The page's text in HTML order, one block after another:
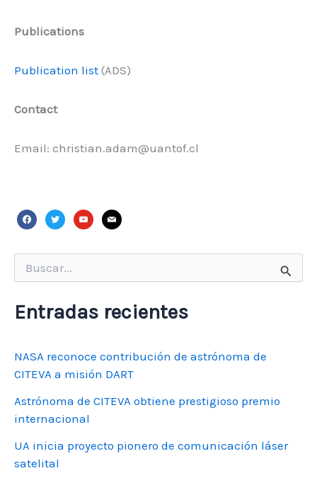
Publications
Publication list (ADS)
Contact
Email: christian.adam@uantof.cl
facebook
twitteryoutube
mail
por:
Entradas recientes
NASA reconoce contribución de astrónoma de
CITEVA a misión DART
Astrónoma de CITEVA obtiene prestigioso premio
internacional
UA inicia proyecto pionero de comunicación láser
satelital